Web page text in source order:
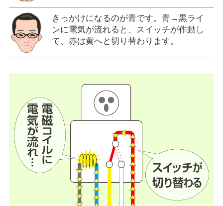
きっかけになるのが青です。青→黒ライ
ンに電気が流れると、スイッチが作動し
て、赤は黄へと切り替わります。